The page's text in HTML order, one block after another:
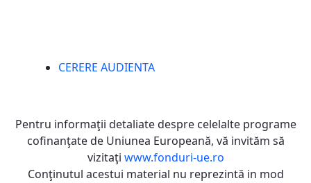
CERERE AUDIENTA
Pentru informaţii detaliate despre celelalte programe
cofinanţate de Uniunea Europeană, vă invităm să
vizitaţi www.fonduri-ue.ro
Conţinutul acestui material nu reprezintă in mod